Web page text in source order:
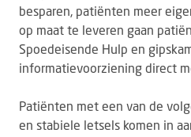
besparen, patiënten meer
op maat te leveren gaan
Spoedeisende Hulp en
informatievoorziening direct
Patiënten met een van de
en stabiele letsels komen in